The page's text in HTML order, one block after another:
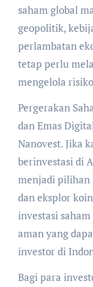
saham global
geopolitik,
perlambatan
tetap perlu
mengelola
Pergerakan
dan Emas
Nanovest. Jika
berinvestasi di
menjadi pilihan
dan eksplor
investasi
aman yang
investor di
Bagi para